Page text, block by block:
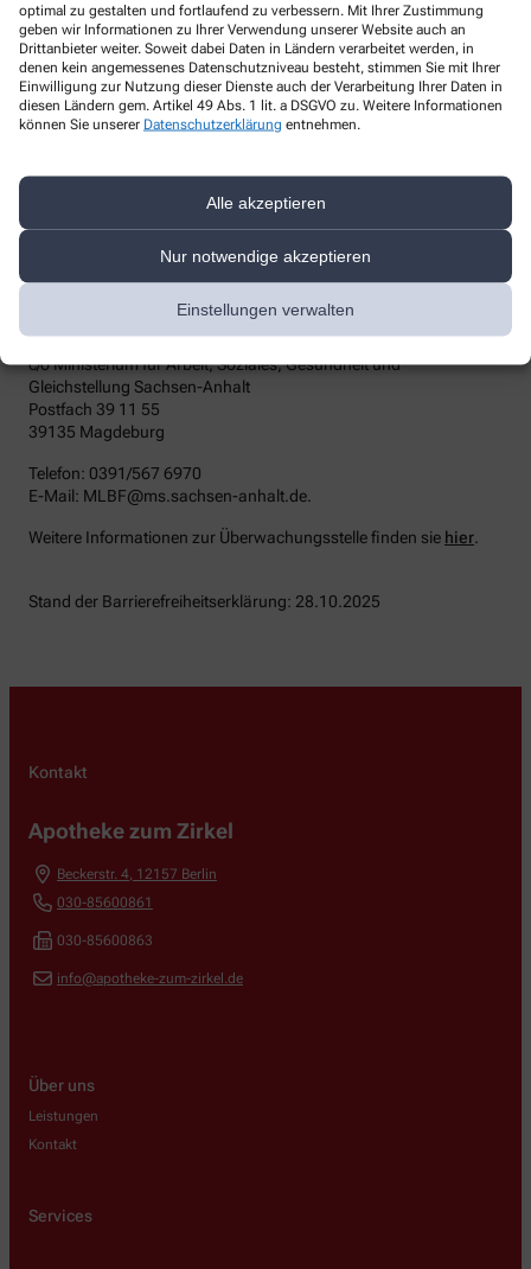
optimal zu gestalten und fortlaufend zu verbessern. Mit Ihrer Zustimmung
geben wir Informationen zu Ihrer Verwendung unserer Website auch an
Drittanbieter weiter. Soweit dabei Daten in Ländern verarbeitet werden, in
denen kein angemessenes Datenschutzniveau besteht, stimmen Sie mit Ihrer
Einwilligung zur Nutzung dieser Dienste auch der Verarbeitung Ihrer Daten in
diesen Ländern gem. Artikel 49 Abs. 1 lit. a DSGVO zu. Weitere Informationen
können Sie unserer Datenschutzerklärung entnehmen.
Alle akzeptieren
Nur notwendige akzeptieren
Einstellungen verwalten
Telefax: 030-85600863
Postanschrift: Beckerstr. 4 12157 Berlin
Durchsetzungsverfahren und
Marktüberwachungsbehörde
die zuständige Durchsetzungsstelle wenden. Die
Durchsetzungsstelle unterstützt Sie dabei, ihre Rechte geltend zu
machen. Sie können sich auch an die
MLBF - Marktüberwachungsstelle der Länder für die
Barrierefreiheit von Produkten und Dienstleistungen
c/o Ministerium für Arbeit, Soziales, Gesundheit und
Gleichstellung Sachsen-Anhalt
Postfach 39 11 55
39135 Magdeburg
Telefon: 0391/567 6970
E-​Mail: MLBF@ms.sachsen-​anhalt.de.
Weitere Informationen zur Überwachungsstelle finden sie hier
Stand der Barrierefreiheitserklärung: 28.10.2025
Kontakt
Apotheke zum Zirkel
Beckerstr. 4 12157 Berlin
030-85600861
030-85600863
info@apotheke-zum-zirkel.de
Über uns
Leistungen
Kontakt
Services